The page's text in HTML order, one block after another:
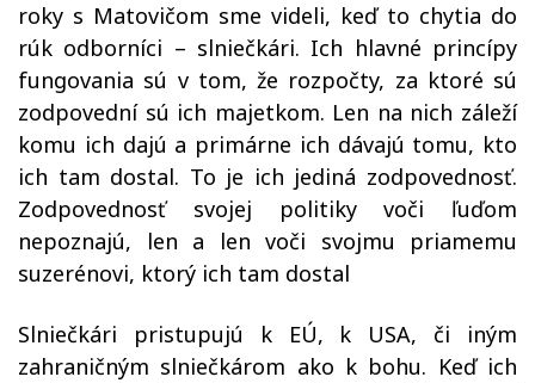
roky s Matovičom sme videli, keď to chytia do
rúk odborníci – slniečkári. Ich hlavné princípy
fungovania sú v tom, že rozpočty, za ktoré sú
zodpovední sú ich majetkom. Len na nich záleží
komu ich dajú a primárne ich dávajú tomu, kto
ich tam dostal. To je ich jediná zodpovednosť.
Zodpovednosť svojej politiky voči ľuďom
nepoznajú, len a len voči svojmu priamemu
suzerénovi, ktorý ich tam dostal
Slniečkári pristupujú k EÚ, k USA, či iným
zahraničným slniečkárom ako k bohu. Keď ich